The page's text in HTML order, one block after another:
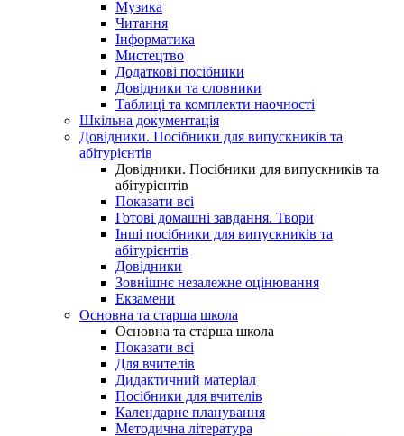
Музика
Читання
Інформатика
Мистецтво
Додаткові посібники
Довідники та словники
Таблиці та комплекти наочності
Шкільна документація
Довідники. Посібники для випускників та
абітурієнтів
Довідники. Посібники для випускників та
абітурієнтів
Показати всі
Готові домашні завдання. Твори
Інші посібники для випускників та
абітурієнтів
Довідники
Зовнішнє незалежне оцінювання
Екзамени
Основна та старша школа
Основна та старша школа
Показати всі
Для вчителів
Дидактичний матеріал
Посібники для вчителів
Календарне планування
Методична література